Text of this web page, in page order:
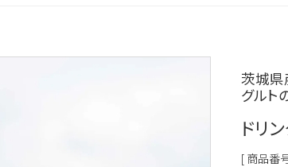
茨城県
グルト
ドリ
商品番